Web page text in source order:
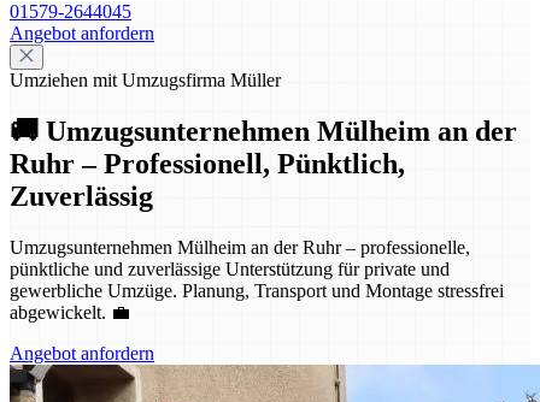
01579-2644045
Angebot anfordern
Umziehen mit Umzugsfirma Müller
🚚 Umzugsunternehmen Mülheim an der
Ruhr – Professionell, Pünktlich,
Zuverlässig
Umzugsunternehmen Mülheim an der Ruhr – professionelle,
pünktliche und zuverlässige Unterstützung für private und
gewerbliche Umzüge. Planung, Transport und Montage stressfrei
abgewickelt. 💼
Angebot anfordern